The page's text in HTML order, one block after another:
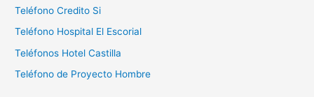
Teléfono Credito Si
Teléfono Hospital El Escorial
Teléfonos Hotel Castilla
Teléfono de Proyecto Hombre